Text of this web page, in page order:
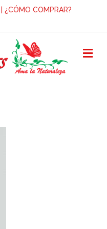
¿CÓMO COMPRAR?
M
E